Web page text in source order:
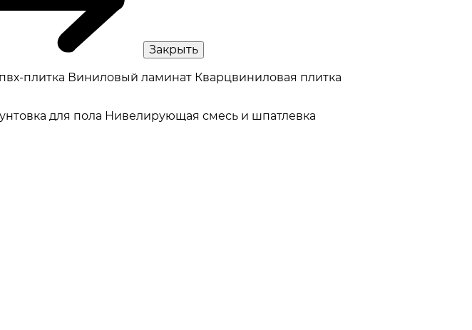
Закрыть
плитка Виниловый ламинат Кварцвиниловая плитка
для пола Нивелирующая смесь и шпатлевка